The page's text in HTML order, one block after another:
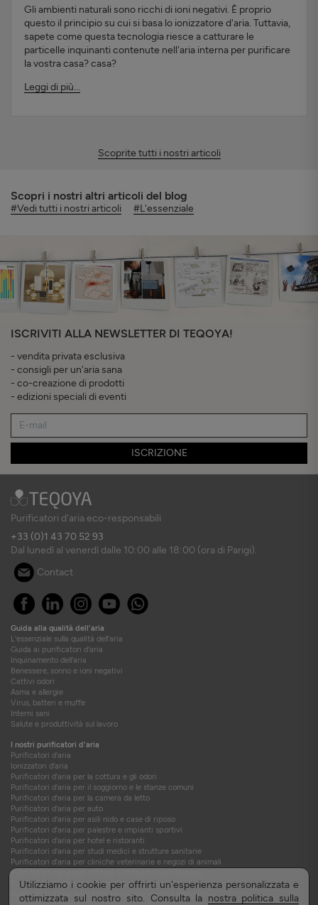
Utilizziamo i cookie per offrirti un'esperienza personalizzata e
ottimizzata sul nostro sito. Consulta la nostra politica sulla
Gli ambienti naturali sono ricchi di ioni negativi. È proprio
questo il principio su cui si basa lo ionizzatore d'aria. Tuttavia,
sapete come questa tecnologia riesce a catturare le
particelle inquinanti contenute nell'aria interna per purificare
la vostra casa? casa?
Leggi di più...
Scoprite tutti i nostri articoli
Scopri i nostri altri articoli del blog
#Vedi tutti i nostri articoli #L'essenziale
ISCRIVITI ALLA NEWSLETTER DI TEQOYA!
- vendita privata esclusiva
- consigli per un'aria sana
- co-creazione di prodotti
- edizioni speciali di eventi
ISCRIZIONE
Purificatori d'aria eco-responsabili
+33 (0)1 43 70 52 93
Dal lunedì al venerdì dalle 10:00 alle 18:00 (ora di Parigi).
Contact
Guida alla qualità dell'aria
L'essenziale sulla qualità dell'aria
Guida ai purificatori d'aria
Inquinamento dell'aria
Benessere, sonno e ioni negativi
Cattivi odori
Asma e allergie
Virus, batteri e muffe
Interni sani
Salute e produttività sul lavoro
I nostri purificatori d'aria
Purificatori d'aria
Ionizzatori d'aria
Purificatori d'aria per la cottura e gli odori
Purificatori d'aria per il soggiorno e le stanze comuni
Purificatori d'aria per la camera da letto
Purificatori d'aria per auto
Purificatori d'aria per asili nido e case di riposo
Purificatori d'aria per palestre e impianti sportivi
Purificatori d'aria per hotel e ristoranti
Purificatori d'aria per studi medici e strutture sanitarie
Purificatori d'aria per cliniche veterinarie e negozi di animali
Purificatori d'aria per officine e ambienti di produzione
Purificatori d'aria per camionisti e autotrasportatori
Purificatori d'aria per centri benessere e salute integrativa